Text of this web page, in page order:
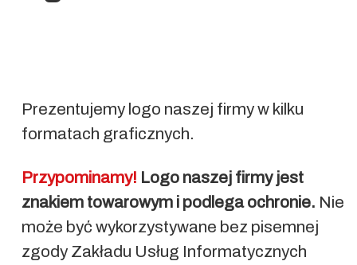
Prezentujemy logo naszej firmy w kilku
formatach graficznych.
Przypominamy! Logo naszej firmy jest
znakiem towarowym i podlega ochronie. Nie
może być wykorzystywane bez pisemnej
zgody Zakładu Usług Informatycznych